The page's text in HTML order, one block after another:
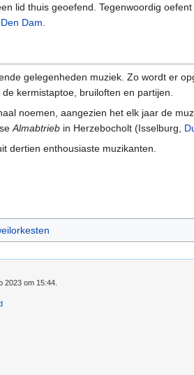
lid thuis geoefend. Tegenwoordig oefent
Dam
gelegenheden muziek. Zo wordt er
kermistaptoe, bruiloften en partijen.
noemen, aangezien het elk jaar de
Almabtrieb in Herzebocholt (Isselburg,
dertien enthousiaste muzikanten.
2023 om 15:44.